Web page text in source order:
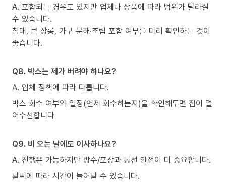
A. 포함되는 경우도 있지만 업체나 상품에 따라 범위가 달라질
수 있습니다.
침대, 큰 장롱, 가구 분해·조립 포함 여부를 미리 확인하는 것이
좋습니다.
Q8. 박스는 제가 버려야 하나요?
A. 업체 정책에 따라 다릅니다.
박스 회수 여부와 일정(언제 회수하는지)을 확인해두면 집이 덜
어수선합니다
Q9. 비 오는 날에도 이사하나요?
A. 진행은 가능하지만 방수/포장과 동선 안전이 더 중요합니다.
날씨에 따라 시간이 늘어날 수 있습니다.